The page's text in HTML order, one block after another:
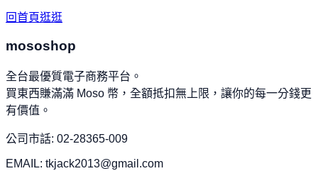
回首頁逛逛
mososhop
全台最優質電子商務平台。
買東西賺滿滿 Moso 幣，全額抵扣無上限，讓你的每一分錢更
有價值。
公司市話: 02-28365-009
EMAIL: tkjack2013@gmail.com